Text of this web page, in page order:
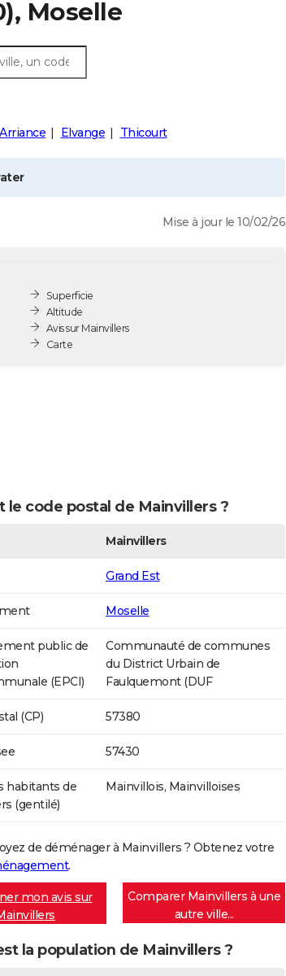
Moselle
Arriance Elvange Thicourt
Mise à jour le 10/02/26
Superficie
Altitude
Avis sur Mainvillers
Carte
le code postal de Mainvillers ?
Mainvillers
Grand Est
Moselle
public de
(EPCI)
Communauté de communes
du District Urbain de
Faulquemont (DUF
(CP) 57380
57430
habitants de
(gentilé)
Mainvillois, Mainvilloises
de déménager à Mainvillers ? Obtenez votre
.
mon avis sur
Comparer Mainvillers à une
autre ville...
la population de Mainvillers ?